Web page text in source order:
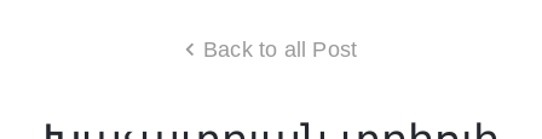
Back to all Post